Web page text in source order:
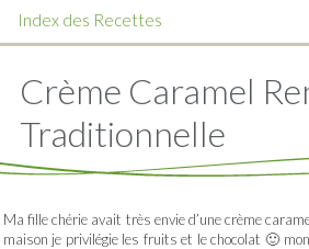
Index des Recettes
Crème Caramel
Traditionnelle
Ma fille chérie avait très envie d’une crème
maison je privilégie les fruits et le chocolat 🙂